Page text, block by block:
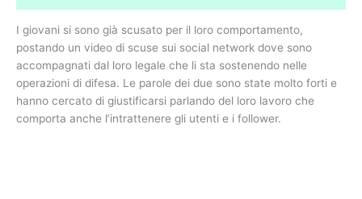
I giovani si sono già scusato per il loro comportamento,
postando un video di scuse sui social network dove sono
accompagnati dal loro legale che li sta sostenendo nelle
operazioni di difesa. Le parole dei due sono state molto forti e
hanno cercato di giustificarsi parlando del loro lavoro che
comporta anche l’intrattenere gli utenti e i follower.